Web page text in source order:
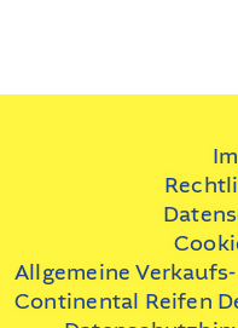
Allgemeine
Continental Reifen